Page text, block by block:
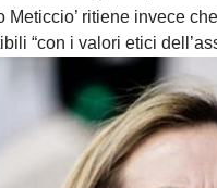
Meticcio’ ritiene invece
“con i valori etici